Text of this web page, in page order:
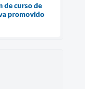
de curso de
promovido